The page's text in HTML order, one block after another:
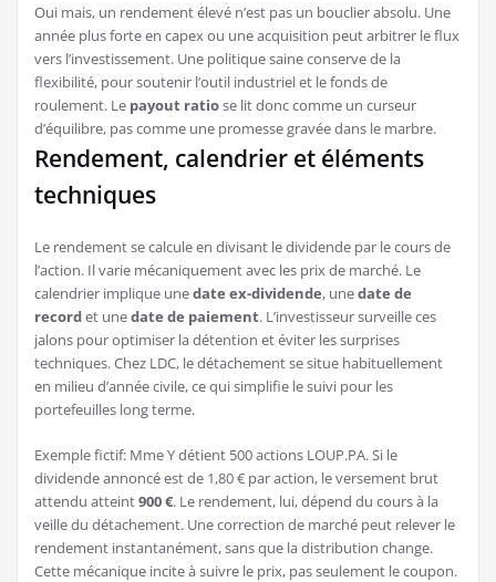
Oui mais, un rendement élevé n’est pas un bouclier absolu. Une
année plus forte en capex ou une acquisition peut arbitrer le flux
vers l’investissement. Une politique saine conserve de la
flexibilité, pour soutenir l’outil industriel et le fonds de
roulement. Le payout ratiose lit donc comme un curseur
d’équilibre, pas comme une promesse gravée dans le marbre.
Rendement, calendrier et éléments
techniques
Le rendement se calcule en divisant le dividende par le cours de
l’action. Il varie mécaniquement avec les prix de marché. Le
calendrier implique unedate ex-dividende, unedate de
recordet unedate de paiement. L’investisseur surveille ces
jalons pour optimiser la détention et éviter les surprises
techniques. Chez LDC, le détachement se situe habituellement
en milieu d’année civile, ce qui simplifie le suivi pour les
portefeuilles long terme.
Exemple fictif: Mme Y détient 500 actions LOUP.PA. Si le
dividende annoncé est de 1,80 € par action, le versement brut
attendu atteint900 €. Le rendement, lui, dépend du cours à la
veille du détachement. Une correction de marché peut relever le
rendement instantanément, sans que la distribution change.
Cette mécanique incite à suivre le prix, pas seulement le coupon.